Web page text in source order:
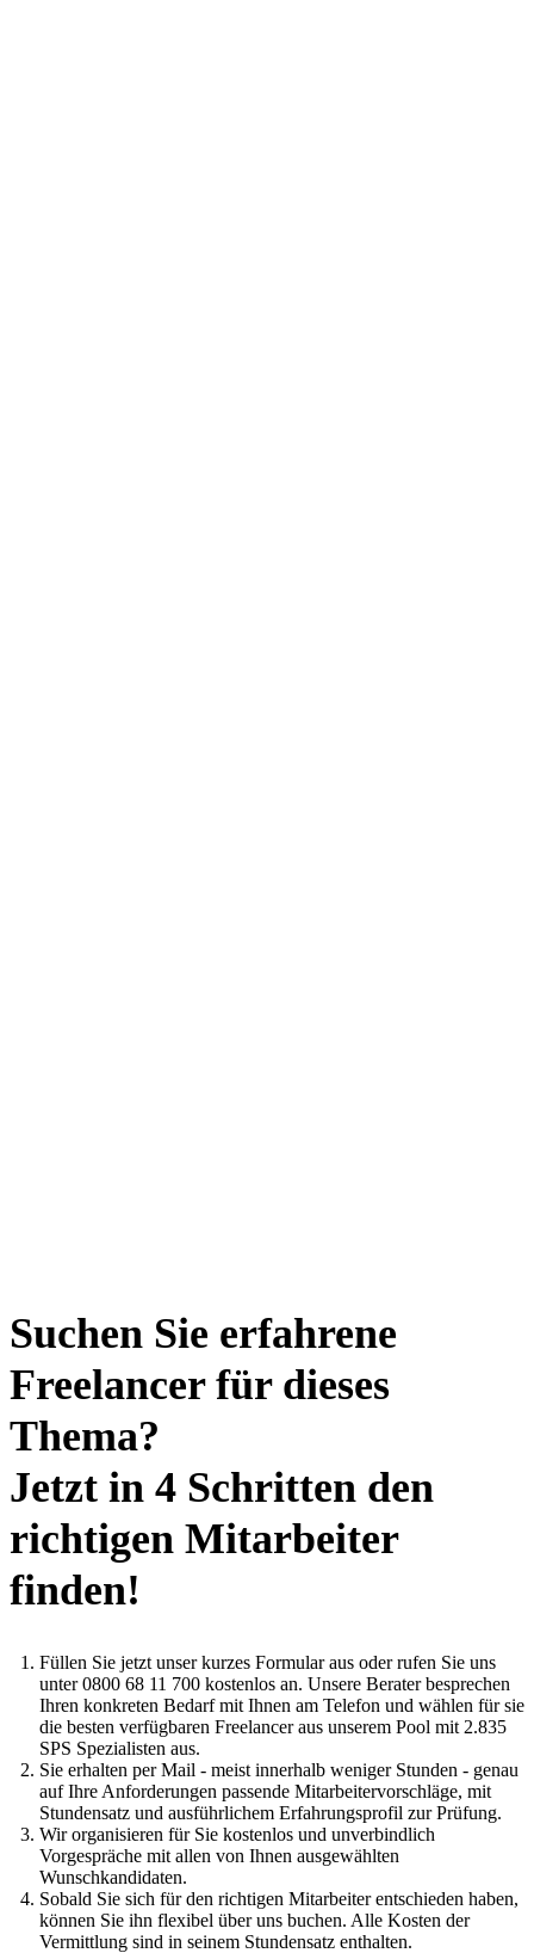
Suchen Sie erfahrene
Freelancer für dieses
Thema?
Jetzt in 4 Schritten den
richtigen Mitarbeiter
finden!
Füllen Sie jetzt unser kurzes Formular aus oder rufen Sie uns
unter 0800 68 11 700 kostenlos an. Unsere Berater besprechen
Ihren konkreten Bedarf mit Ihnen am Telefon und wählen für sie
die besten verfügbaren Freelancer aus unserem Pool mit 2.835
SPS Spezialisten aus.
Sie erhalten per Mail - meist innerhalb weniger Stunden - genau
auf Ihre Anforderungen passende Mitarbeitervorschläge, mit
Stundensatz und ausführlichem Erfahrungsprofil zur Prüfung.
Wir organisieren für Sie kostenlos und unverbindlich
Vorgespräche mit allen von Ihnen ausgewählten
Wunschkandidaten.
Sobald Sie sich für den richtigen Mitarbeiter entschieden haben,
können Sie ihn flexibel über uns buchen. Alle Kosten der
Vermittlung sind in seinem Stundensatz enthalten.